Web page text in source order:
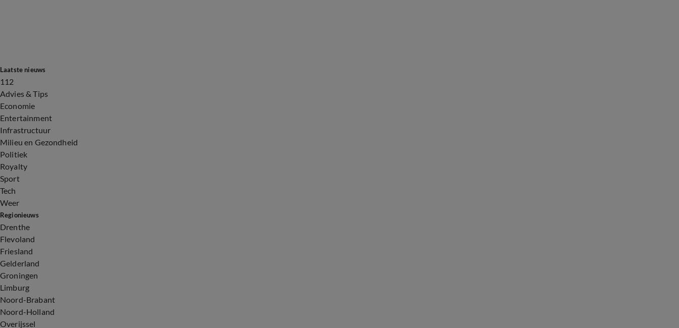
Laatste nieuws
112
Advies & Tips
Economie
Entertainment
Infrastructuur
Milieu en Gezondheid
Politiek
Royalty
Sport
Tech
Weer
Regionieuws
Drenthe
Flevoland
Friesland
Gelderland
Groningen
Limburg
Noord-Brabant
Noord-Holland
Overijssel